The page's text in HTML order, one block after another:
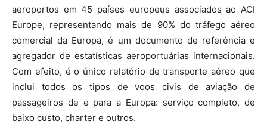
aeroportos em 45 países europeus associados ao ACI
Europe, representando mais de 90% do tráfego aéreo
comercial da Europa, é um documento de referência e
agregador de estatísticas aeroportuárias internacionais.
Com efeito, é o único relatório de transporte aéreo que
inclui todos os tipos de voos civis de aviação de
passageiros de e para a Europa: serviço completo, de
baixo custo, charter e outros.